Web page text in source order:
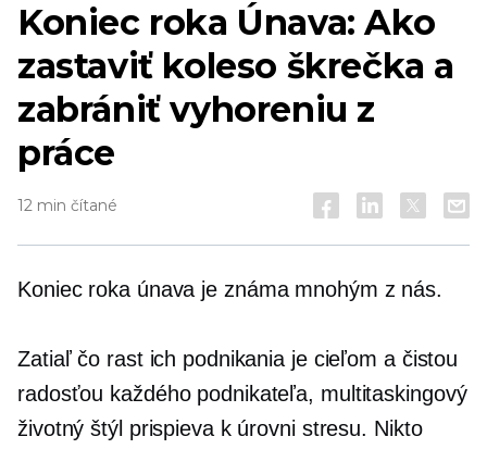
Koniec roka Únava: Ako
zastaviť koleso škrečka a
zabrániť vyhoreniu z
práce
12 min čítané
Koniec rokaúnava je známa mnohým z nás.
Zatiaľ čo rast ich podnikania je cieľom a čistou
radosťou každého podnikateľa, multitaskingový
životný štýl prispieva k úrovni stresu. Nikto